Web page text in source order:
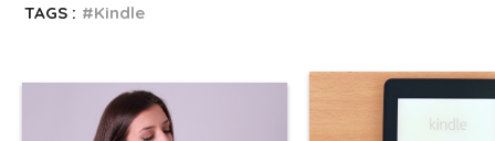
TAGS :
Kindle